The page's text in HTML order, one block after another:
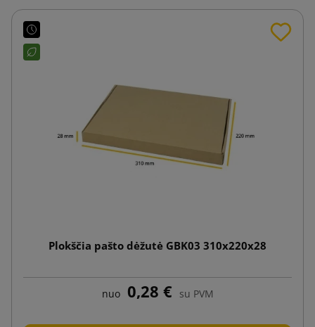
Plokščia pašto dėžutė GBK03 310x220x28
nuo 0,28 € su PVM